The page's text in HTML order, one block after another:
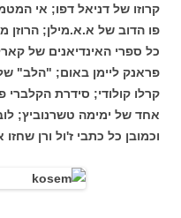
קרוזו של דניאל דפו; אי
פו הדוב של א.א.מילן; הרוזן
כל ספרי האינדיאנים של
פראנק ליימן באום; "הלב"
קרלו קולודי; סידרת הקלברי
אחד של ימימה טשרנוביץ;
וכמובן כל כתבי ז'ול ורן